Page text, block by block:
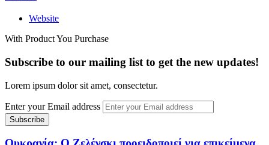
Website
With Product You Purchase
Subscribe to our mailing list to get the new updates!
Lorem ipsum dolor sit amet, consectetur.
Enter your Email address